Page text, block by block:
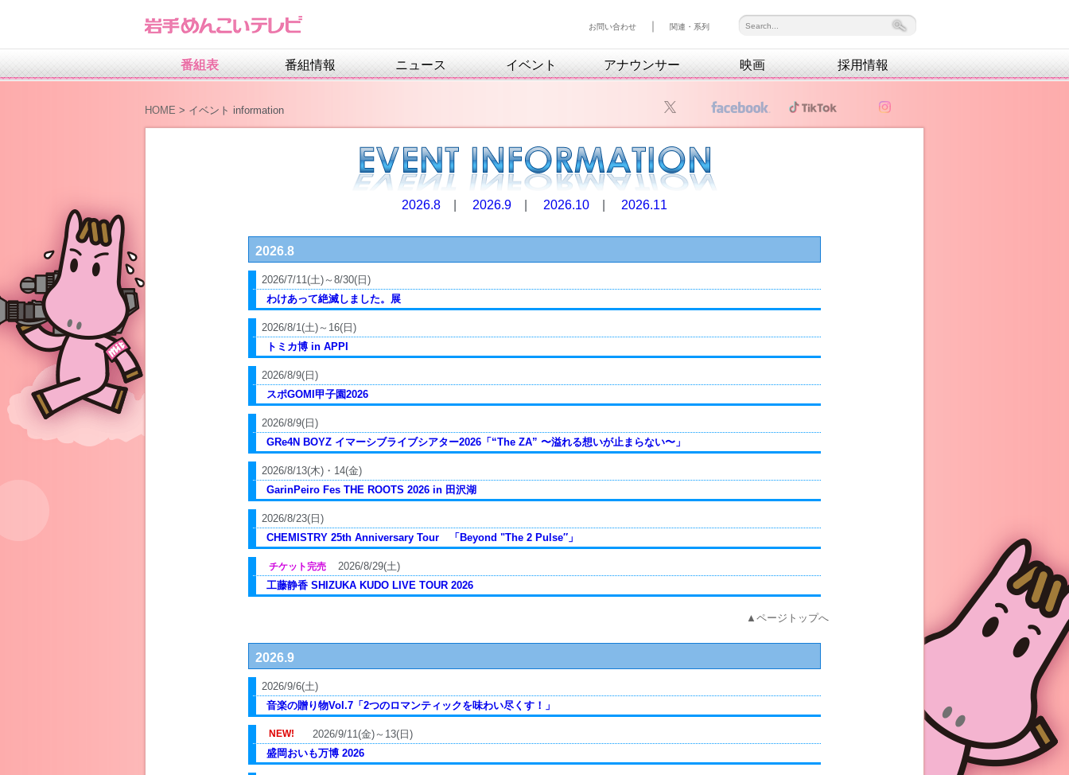
お問い合わせ ｜ 関連・系列
番組表 番組情報 ニュース イベント アナウンサー 映画 採用情報
HOME > イベント information
2026.8 2026.9 2026.10 2026.11
2026.8
2026/7/11(土)～8/30(日)
わけあって絶滅しました。展
2026/8/1(土)～16(日)
トミカ博 in APPI
2026/8/9(日)
スポGOMI甲子園2026
2026/8/9(日)
GRe4N BOYZ イマーシブライブシアター2026「“The ZA” 〜溢れる想いが止まらない〜」
2026/8/13(木)・14(金)
GarinPeiro Fes THE ROOTS 2026 in 田沢湖
2026/8/23(日)
CHEMISTRY 25th Anniversary Tour 「Beyond "The 2 Pulse″」
チケット完売
2026/8/29(土)
工藤静香 SHIZUKA KUDO LIVE TOUR 2026
▲ページトップへ
2026.9
2026/9/6(土)
音楽の贈り物Vol.7「2つのロマンティックを味わい尽くす！」
2026/9/11(金)～13(日)
盛岡おいも万博 2026